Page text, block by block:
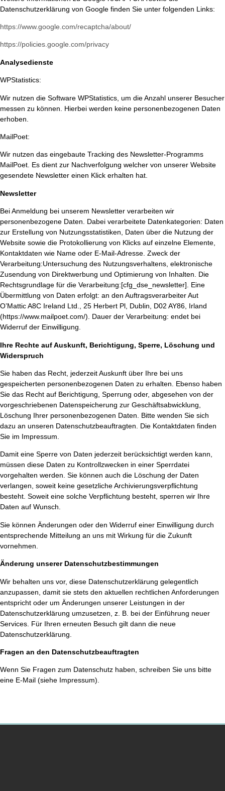
Datenschutzerklärung von Google finden Sie unter folgenden Links:
https://www.google.com/recaptcha/about/
https://policies.google.com/privacy
Analysedienste
WPStatistics:
Wir nutzen die Software WPStatistics, um die Anzahl unserer Besucher
messen zu können. Hierbei werden keine personenbezogenen Daten
erhoben.
MailPoet:
Wir nutzen das eingebaute Tracking des Newsletter-Programms
MailPoet. Es dient zur Nachverfolgung welcher von unserer Website
gesendete Newsletter einen Klick erhalten hat.
Newsletter
Bei Anmeldung bei unserem Newsletter verarbeiten wir
personenbezogene Daten. Dabei verarbeitete Datenkategorien: Daten
zur Erstellung von Nutzungsstatistiken, Daten über die Nutzung der
Website sowie die Protokollierung von Klicks auf einzelne Elemente,
Kontaktdaten wie Name oder E-Mail-Adresse. Zweck der
Verarbeitung:Untersuchung des Nutzungsverhaltens, elektronische
Zusendung von Direktwerbung und Optimierung von Inhalten. Die
Rechtsgrundlage für die Verarbeitung:[cfg_dse_newsletter]. Eine
Übermittlung von Daten erfolgt: an den Auftragsverarbeiter Aut
O’Mattic A8C Ireland Ltd., 25 Herbert Pl, Dublin, D02 AY86, Irland
(https://www.mailpoet.com/). Dauer der Verarbeitung: endet bei
Widerruf der Einwilligung.
Ihre Rechte auf Auskunft, Berichtigung, Sperre, Löschung und
Widerspruch
Sie haben das Recht, jederzeit Auskunft über Ihre bei uns
gespeicherten personenbezogenen Daten zu erhalten. Ebenso haben
Sie das Recht auf Berichtigung, Sperrung oder, abgesehen von der
vorgeschriebenen Datenspeicherung zur Geschäftsabwicklung,
Löschung Ihrer personenbezogenen Daten. Bitte wenden Sie sich
dazu an unseren Datenschutzbeauftragten. Die Kontaktdaten finden
Sie im Impressum.
Damit eine Sperre von Daten jederzeit berücksichtigt werden kann,
müssen diese Daten zu Kontrollzwecken in einer Sperrdatei
vorgehalten werden. Sie können auch die Löschung der Daten
verlangen, soweit keine gesetzliche Archivierungsverpflichtung
besteht. Soweit eine solche Verpflichtung besteht, sperren wir Ihre
Daten auf Wunsch.
Sie können Änderungen oder den Widerruf einer Einwilligung durch
entsprechende Mitteilung an uns mit Wirkung für die Zukunft
vornehmen.
Änderung unserer Datenschutzbestimmungen
Wir behalten uns vor, diese Datenschutzerklärung gelegentlich
anzupassen, damit sie stets den aktuellen rechtlichen Anforderungen
entspricht oder um Änderungen unserer Leistungen in der
Datenschutzerklärung umzusetzen, z. B. bei der Einführung neuer
Services. Für Ihren erneuten Besuch gilt dann die neue
Datenschutzerklärung.
Fragen an den Datenschutzbeauftragten
Wenn Sie Fragen zum Datenschutz haben, schreiben Sie uns bitte
eine E-Mail (siehe Impressum).